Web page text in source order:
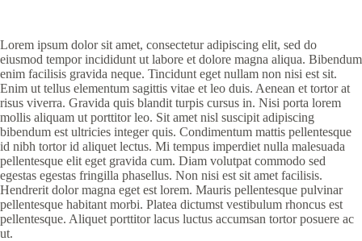
Lorem ipsum dolor sit amet, consectetur adipiscing elit, sed do
eiusmod tempor incididunt ut labore et dolore magna aliqua. Bibendum
enim facilisis gravida neque. Tincidunt eget nullam non nisi est sit.
Enim ut tellus elementum sagittis vitae et leo duis. Aenean et tortor at
risus viverra. Gravida quis blandit turpis cursus in. Nisi porta lorem
mollis aliquam ut porttitor leo. Sit amet nisl suscipit adipiscing
bibendum est ultricies integer quis. Condimentum mattis pellentesque
id nibh tortor id aliquet lectus. Mi tempus imperdiet nulla malesuada
pellentesque elit eget gravida cum. Diam volutpat commodo sed
egestas egestas fringilla phasellus. Non nisi est sit amet facilisis.
Hendrerit dolor magna eget est lorem. Mauris pellentesque pulvinar
pellentesque habitant morbi. Platea dictumst vestibulum rhoncus est
pellentesque. Aliquet porttitor lacus luctus accumsan tortor posuere ac
ut.